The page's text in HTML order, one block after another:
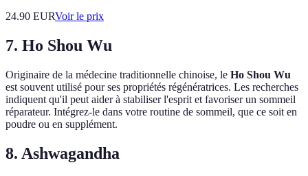
24.90 EURVoir le prix
7. Ho Shou Wu
Originaire de la médecine traditionnelle chinoise, le Ho Shou Wu
est souvent utilisé pour ses propriétés régénératrices. Les recherches
indiquent qu'il peut aider à stabiliser l'esprit et favoriser un sommeil
réparateur. Intégrez-le dans votre routine de sommeil, que ce soit en
poudre ou en supplément.
8. Ashwagandha